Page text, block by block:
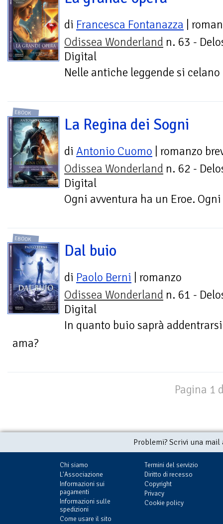
di Francesca Fontanazza |
Odissea Wonderland n. 63 -
Digital
Nelle antiche leggende si
EBOOK
La Regina dei Sogni
di Antonio Cuomo | romanzo
Odissea Wonderland n. 62 -
Digital
Ogni avventura ha un Eroe.
EBOOK
Dal buio
di Paolo Berni | romanzo
Odissea Wonderland n. 61 -
Digital
In quanto buio saprà
ama?
Pagina 1
Problemi? Scrivi una
Chi siamo
L'Associazione
Informazioni sui
pagamenti
Informazioni sulle
spedizioni
Come usare il sito
Termini del servizio
Diritto di recesso
Copyright
Privacy
Cookie policy